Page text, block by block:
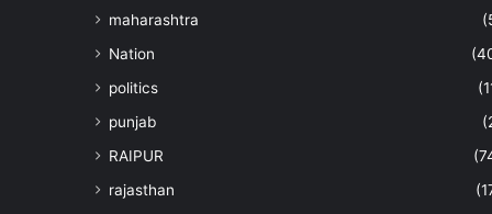
maharashtra
Nation
politics
punjab
RAIPUR
rajasthan